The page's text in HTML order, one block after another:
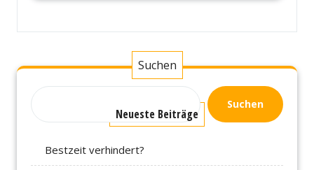
Suchen
Suchen
Neueste Beiträge
Bestzeit verhindert?